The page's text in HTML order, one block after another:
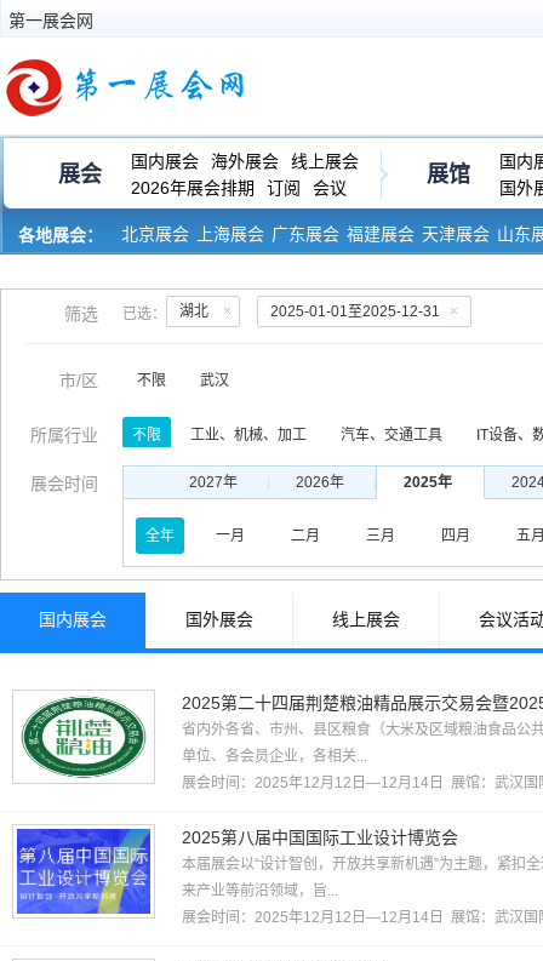
第一展会网
各地展会： 北京展会 上海展会 广东展会 福建展会 天津展会 山东
展会
国内展会 海外展会
线上展会
2026年展会排期
订阅 会议
展馆
国内
国外
筛选 已选： 湖北 2025-01-01至2025-12-31
市/区 不限 武汉
所属行业 不限 工业、机械、加工 汽车、交通工具 IT设备、
服饰、皮革、纺织 玩具、礼品、工艺品 生物、医药、
综合、跨行业类 其他行业
展会时间 2027年 2026年 2025年
全年 一月 二月 三月 四月 五
国内展会 国外展会 线上展会 会议活
2025第二十四届荆楚粮油精品展示交易会暨
省内外各省、市州、县区粮食（大米及区域粮油食品公
单位、各会员企业，各相关...
展会时间：2025年12月12日—12月14日 展馆： 武汉国
2025第八届中国国际工业设计博览会
本届展会以“设计智创，开放共享新机遇”为主题，紧扣
来产业等前沿领域，旨...
展会时间：2025年12月12日—12月14日 展馆： 武汉国